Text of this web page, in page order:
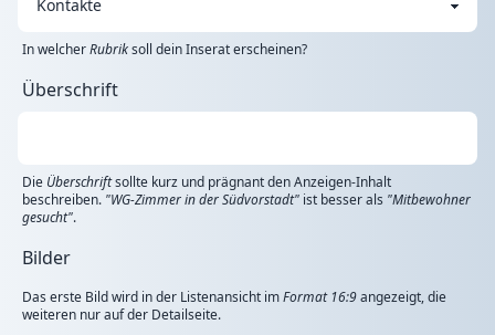
In welcherRubriksoll dein Inserat erscheinen?
Überschrift
Die Überschriftsollte kurz und prägnant den Anzeigen-Inhalt
beschreiben. "WG-Zimmer in der Südvorstadt" ist besser als "Mitbewohner
gesucht".
Bilder
Das erste Bild wird in der Listenansicht imFormat 16:9angezeigt, die
weiteren nur auf der Detailseite.